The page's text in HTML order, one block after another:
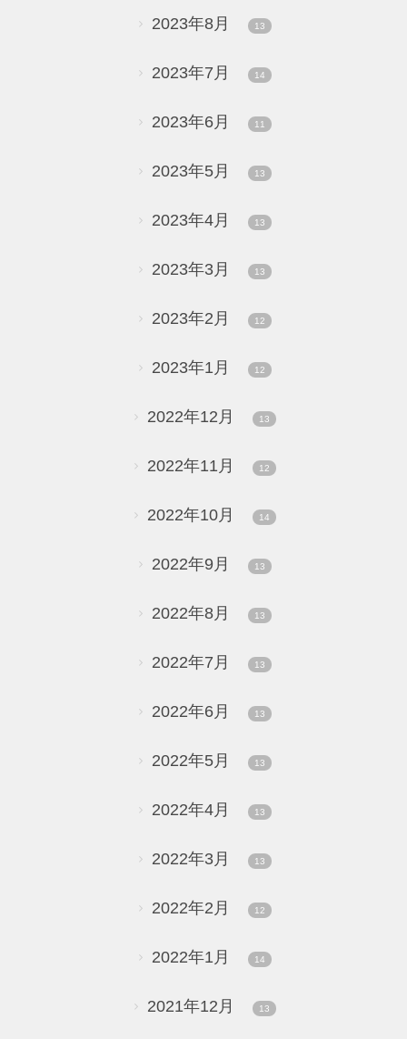
2023年8月 13
2023年7月 14
2023年6月 11
2023年5月 13
2023年4月 13
2023年3月 13
2023年2月 12
2023年1月 12
2022年12月 13
2022年11月 12
2022年10月 14
2022年9月 13
2022年8月 13
2022年7月 13
2022年6月 13
2022年5月 13
2022年4月 13
2022年3月 13
2022年2月 12
2022年1月 14
2021年12月 13